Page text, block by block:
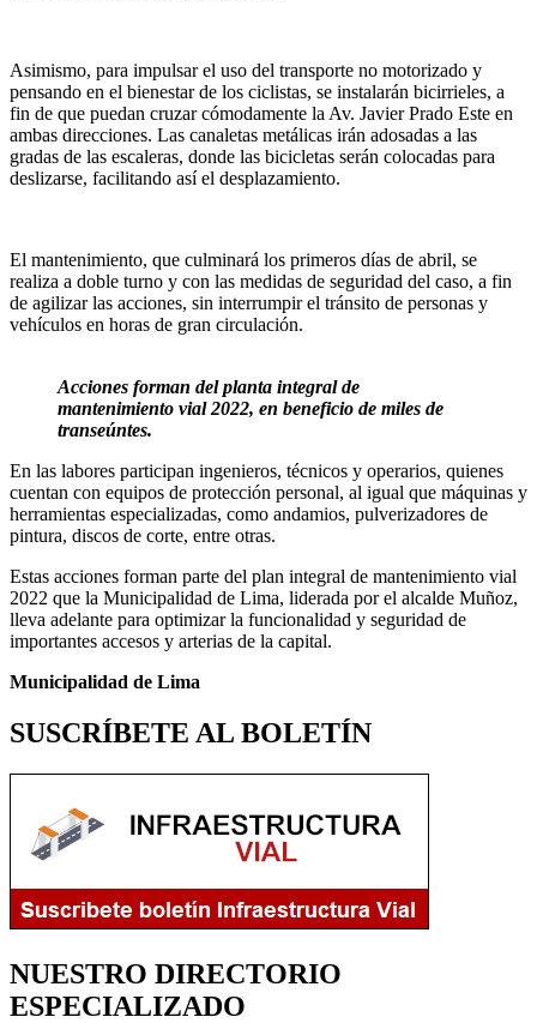
Asimismo, para impulsar el uso del transporte no motorizado y
pensando en el bienestar de los ciclistas, se instalarán bicirrieles, a
fin de que puedan cruzar cómodamente la Av. Javier Prado Este en
ambas direcciones. Las canaletas metálicas irán adosadas a las
gradas de las escaleras, donde las bicicletas serán colocadas para
deslizarse, facilitando así el desplazamiento.
El mantenimiento, que culminará los primeros días de abril, se
realiza a doble turno y con las medidas de seguridad del caso, a fin
de agilizar las acciones, sin interrumpir el tránsito de personas y
vehículos en horas de gran circulación.
Acciones forman del planta integral de
mantenimiento vial 2022, en beneficio de miles de
transeúntes.
En las labores participan ingenieros, técnicos y operarios, quienes
cuentan con equipos de protección personal, al igual que máquinas y
herramientas especializadas, como andamios, pulverizadores de
pintura, discos de corte, entre otras.
Estas acciones forman parte del plan integral de mantenimiento vial
2022 que la Municipalidad de Lima, liderada por el alcalde Muñoz,
lleva adelante para optimizar la funcionalidad y seguridad de
importantes accesos y arterias de la capital.
Municipalidad de Lima
SUSCRÍBETE AL BOLETÍN
NUESTRO DIRECTORIO
ESPECIALIZADO